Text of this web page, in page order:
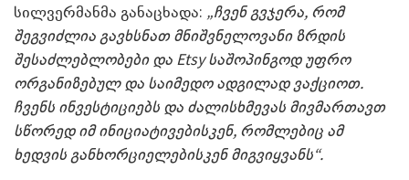
სილვერმანმა განაცხადა: „ჩვენ გვჯერა, რომ
შეგვიძლია გავხსნათ მნიშვნელოვანი ზრდის
შესაძლებლობები და Etsy საშოპინგოდ უფრო
ორგანიზებულ და საიმედო ადგილად ვაქციოთ.
ჩვენს ინვესტიციებს და ძალისხმევას მივმართავთ
სწორედ იმ ინიციატივებისკენ, რომლებიც ამ
ხედვის განხორციელებისკენ მიგვიყვანს“.